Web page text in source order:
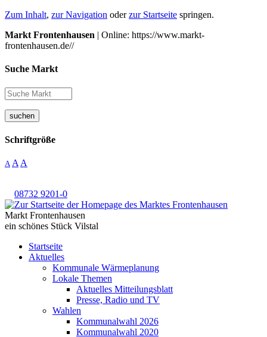
Zum Inhalt, zur Navigation oderzur Startseite springen.
Markt Frontenhausen | Online: https://www.markt-
frontenhausen.de//
Suche Markt
suchen
Schriftgröße
A A A
08732 9201-0
Markt Frontenhausen
ein schönes Stück Vilstal
Startseite
Aktuelles
Kommunale Wärmeplanung
Lokale Themen
Aktuelles Mitteilungsblatt
Presse, Radio und TV
Wahlen
Kommunalwahl 2026
Kommunalwahl 2020